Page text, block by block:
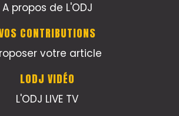
A propos de L'ODJ
CONTRIBUTIONS
votre article
LODJ VIDÉO
L'ODJ LIVE TV